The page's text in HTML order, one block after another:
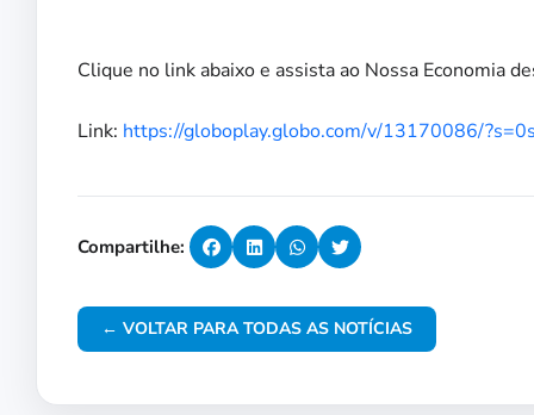
Clique no link abaixo e assista ao Nossa Economia
Link: https://globoplay.globo.com/v/13170086/
Compartilhe:
← VOLTAR PARA TODAS AS NOTÍCIAS